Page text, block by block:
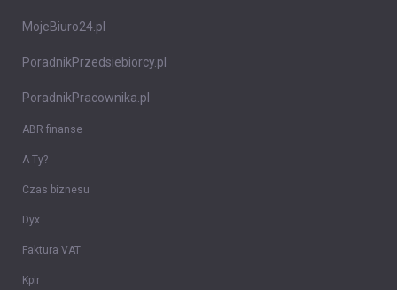
MojeBiuro24.pl
PoradnikPrzedsiebiorcy.pl
PoradnikPracownika.pl
ABR finanse
A Ty?
Czas biznesu
Dyx
Faktura VAT
Kpir